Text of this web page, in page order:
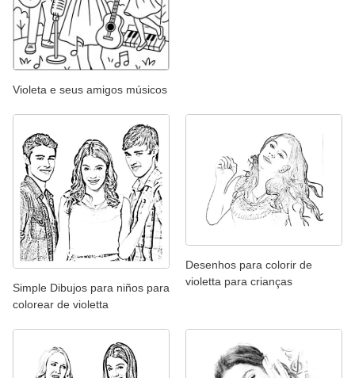
Violeta e seus amigos músicos
Simple Dibujos para niños para
colorear de violetta
Desenhos para colorir de
violetta para crianças